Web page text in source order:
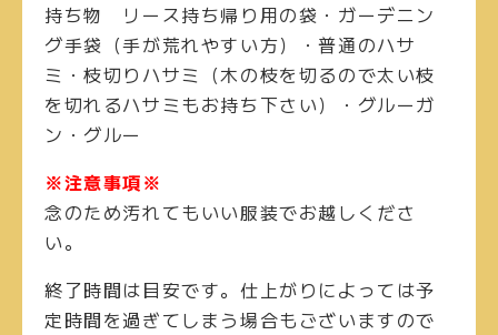
持ち物
リース持ち帰り用の袋・ガーデニン
グ手袋（手が荒れやすい方）・普通のハサ
ミ・枝切りハサミ（木の枝を切るので太い枝
を切れるハサミもお持ち下さい）・グルーガ
ン・グルー
※注意事項※
念のため汚れてもいい服装でお越しくださ
い。
終了時間は目安です。仕上がりによっては予
定時間を過ぎてしまう場合もございますので